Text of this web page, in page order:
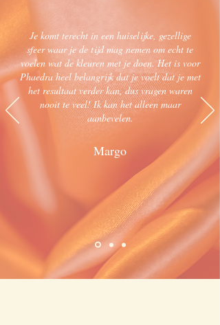
Je komt terecht in een huiselijke, gezellige
sfeer waar je de tijd mag nemen om echt te
voelen wat de kleuren met je doen. Het is voor
Phaedra heel belangrijk dat je voelt dat je met
het resultaat verder kan, dus vragen waren
nooit te veel! Ik kan het alleen maar
aanbevelen.
Margo